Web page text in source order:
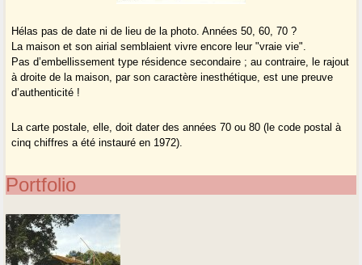
Hélas pas de date ni de lieu de la photo. Années 50, 60, 70 ?
La maison et son airial semblaient vivre encore leur "vraie vie".
Pas d’embellissement type résidence secondaire ; au contraire, le rajout
à droite de la maison, par son caractère inesthétique, est une preuve
d’authenticité !
La carte postale, elle, doit dater des années 70 ou 80 (le code postal à
cinq chiffres a été instauré en 1972).
Portfolio